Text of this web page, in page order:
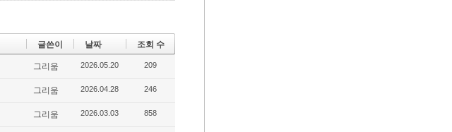
글쓴이 날짜 조회 수
그리움 2026.05.20 209
그리움 2026.04.28 246
그리움 2026.03.03 858